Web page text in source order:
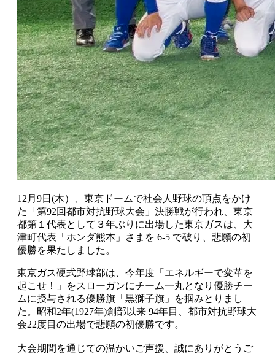
12月9日(木）、東京ドームで社会人野球の頂点をかけ
た「第92回都市対抗野球大会」決勝戦が行われ、東京
都第１代表として３年ぶりに出場した東京ガスは、大
津町代表「ホンダ熊本」さまを 6-5 で破り、悲願の初
優勝を果たしました。
東京ガス硬式野球部は、今年度「エネルギーで変革を
起こせ！」をスローガンにチーム一丸となり優勝チー
ムに授与される優勝旗「黒獅子旗」を掴みとりまし
た。昭和2年(1927年)創部以来 94年目、都市対抗野球大
会22度目の出場で悲願の初優勝です。
大会期間を通じての温かいご声援、誠にありがとうご